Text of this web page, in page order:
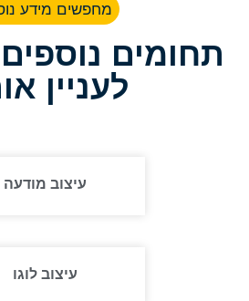
מחפשים מידע
תחומים
לעניין
עיצוב מודעה
עיצוב לוגו